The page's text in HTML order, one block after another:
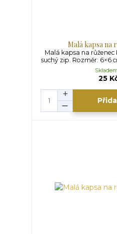
Malá kapsa na
Malá kapsa na růženec
suchý zip. Rozměr: 6×6
25